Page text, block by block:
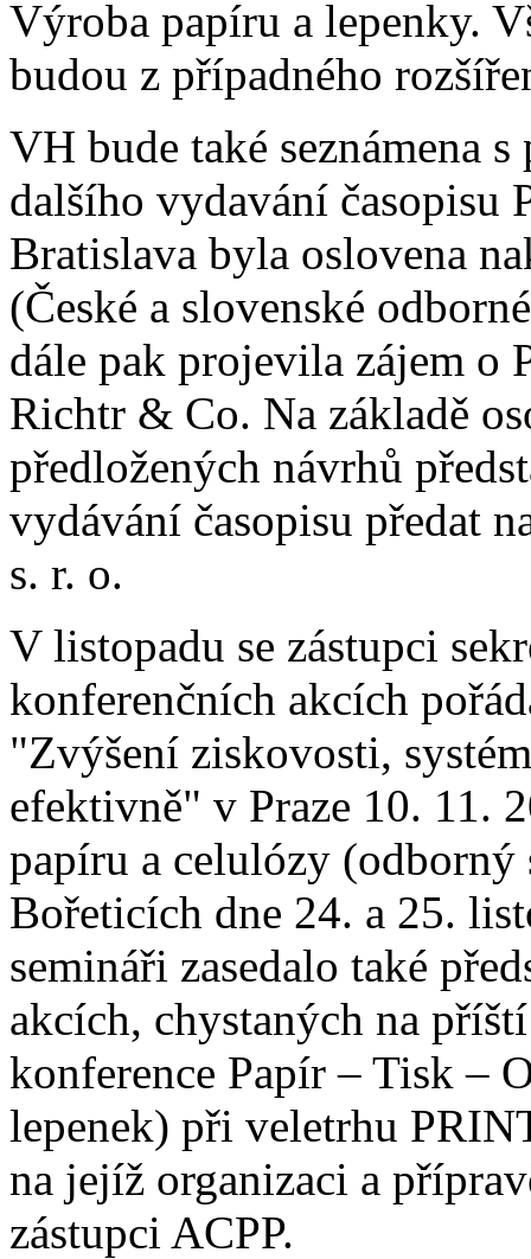
Výroba papíru a lepenky.
budou z případného
VH bude také seznámena
dalšího vydavání časopisu
Bratislava byla oslovena
(České a slovenské
dále pak projevila zájem o
Richtr & Co. Na základě
předložených návrhů
vydávání časopisu předat
s. r. o.
V listopadu se zástupci
konferenčních akcích
"Zvýšení ziskovosti,
efektivně" v Praze 10. 11.
papíru a celulózy
Bořeticích dne 24. a 25.
semináři zasedalo také
akcích, chystaných na
konference Papír – Tisk –
lepenek) při veletrhu
na jejíž organizaci a
zástupci ACPP.